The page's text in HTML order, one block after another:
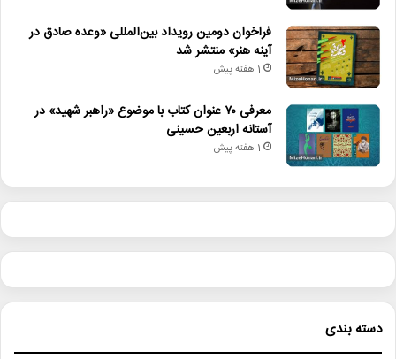
فراخوان دومین رویداد بین‌المللی «وعده صادق در
آینه هنر» منتشر شد
1 هفته پیش
معرفی ۷۰ عنوان کتاب با موضوع «راهبر شهید» در
آستانه اربعین حسینی
1 هفته پیش
دسته بندی